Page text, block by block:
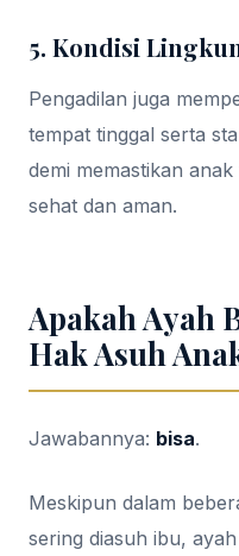
5. Kondisi
Pengadilan juga
tempat tinggal serta
demi memastikan
sehat dan aman.
Apakah Ayah
Hak Asuh
Jawabannya: bisa.
Meskipun dalam
sering diasuh ibu,